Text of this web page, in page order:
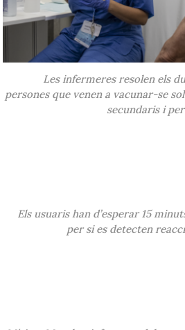
Les infermeres resolen els
persones que venen a vacunar-se
secundaris i
Els usuaris han d’esperar 15
per si es detecten